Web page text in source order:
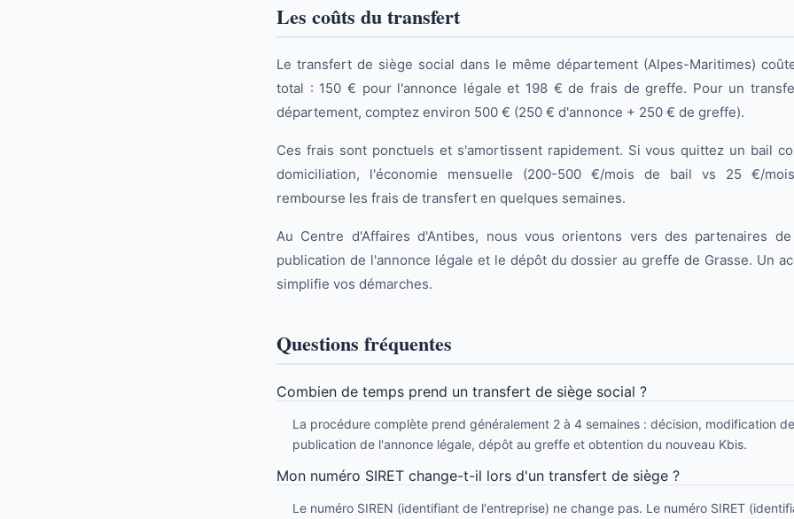
Les coûts du transfert
Le transfert de siège social dans le même département (Alpes-Maritimes)
total : 150 € pour l'annonce légale et 198 € de frais de greffe. Pour un
département, comptez environ 500 € (250 € d'annonce + 250 € de greffe).
Ces frais sont ponctuels et s'amortissent rapidement. Si vous quittez un bail
domiciliation, l'économie mensuelle (200-500 €/mois de bail vs 25 €/
rembourse les frais de transfert en quelques semaines.
Au Centre d'Affaires d'Antibes, nous vous orientons vers des partenaires
publication de l'annonce légale et le dépôt du dossier au greffe de Grasse. Un
simplifie vos démarches.
Questions fréquentes
Combien de temps prend un transfert de siège social ?
La procédure complète prend généralement 2 à 4 semaines : décision, modification
publication de l'annonce légale, dépôt au greffe et obtention du nouveau Kbis.
Mon numéro SIRET change-t-il lors d'un transfert de siège ?
Le numéro SIREN (identifiant de l'entreprise) ne change pas. Le numéro SIRET